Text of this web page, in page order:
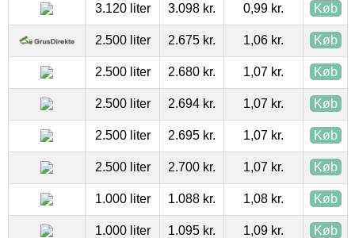
3.120 liter 3.098 kr. 0,99 kr. Køb
2.500 liter 2.675 kr. 1,06 kr. Køb
2.500 liter 2.680 kr. 1,07 kr. Køb
2.500 liter 2.694 kr. 1,07 kr. Køb
2.500 liter 2.695 kr. 1,07 kr. Køb
2.500 liter 2.700 kr. 1,07 kr. Køb
1.000 liter 1.088 kr. 1,08 kr. Køb
1.000 liter 1.095 kr. 1,09 kr. Køb